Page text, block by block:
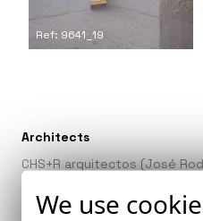
Ref: 9641_19
Architects
CHS+R arquitectos (José
We use